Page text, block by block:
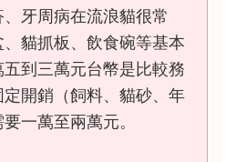
牙周病在流浪貓很常
貓抓板、飲食碗等基本
到三萬元台幣是比較務
開銷（飼料、貓砂、年
一萬至兩萬元。